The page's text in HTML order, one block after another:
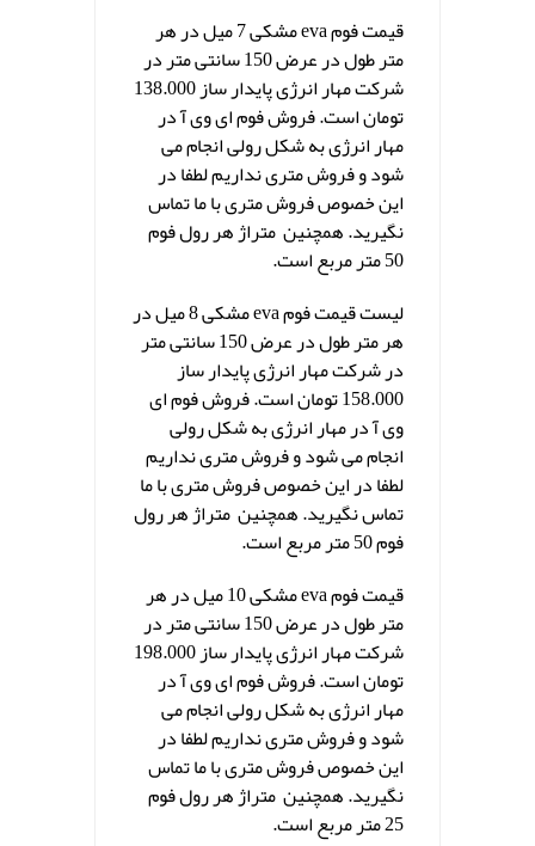
قیمت فوم eva مشکی 7 میل در هر
متر طول در عرض 150 سانتی متر در
شرکت مهار انرژی پایدار ساز 138.000
تومان است. فروش فوم ای وی آ در
مهار انرژی به شکل رولی انجام می
شود و فروش متری نداریم لطفا در
این خصوص فروش متری با ما تماس
نگیرید. همچنین متراژ هر رول فوم
50 متر مربع است.
لیست قیمت فوم eva مشکی 8 میل در
هر متر طول در عرض 150 سانتی متر
در شرکت مهار انرژی پایدار ساز
158.000 تومان است. فروش فوم ای
وی آ در مهار انرژی به شکل رولی
انجام می شود و فروش متری نداریم
لطفا در این خصوص فروش متری با ما
تماس نگیرید. همچنین متراژ هر رول
فوم 50 متر مربع است.
قیمت فوم eva مشکی 10 میل در هر
متر طول در عرض 150 سانتی متر در
شرکت مهار انرژی پایدار ساز 198.000
تومان است. فروش فوم ای وی آ در
مهار انرژی به شکل رولی انجام می
شود و فروش متری نداریم لطفا در
این خصوص فروش متری با ما تماس
نگیرید. همچنین متراژ هر رول فوم
25 متر مربع است.